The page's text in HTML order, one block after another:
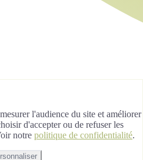
l'audience du site et améliorer
d'accepter ou de refuser les
notre politique de confidentialité.